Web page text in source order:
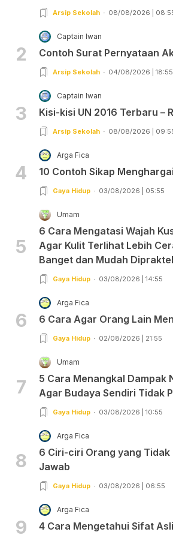
Arsip Sekolah 08/08/2026 |
2
Captain Iwan
Contoh Surat Pernyataan
Arsip Sekolah 04/08/2026 | 18:55
3
Captain Iwan
Kisi-kisi UN 2016 Terbaru –
Arsip Sekolah 08/08/2026 |
4
Arga Fica
10 Contoh Sikap
Gaya Hidup 03/08/2026 | 05:55
5
Umam
6 Cara Mengatasi Wajah
Agar Kulit Terlihat Lebih
Banget dan Mudah
Gaya Hidup 03/08/2026 | 14:55
6
Arga Fica
6 Cara Agar Orang Lain
Gaya Hidup 02/08/2026 | 21:55
7
Umam
5 Cara Menangkal Dampak
Agar Budaya Sendiri Tidak
Gaya Hidup 03/08/2026 | 10:55
8
Arga Fica
6 Ciri-ciri Orang yang
Jawab
Gaya Hidup 03/08/2026 | 06:55
9
Arga Fica
4 Cara Mengetahui Sifat